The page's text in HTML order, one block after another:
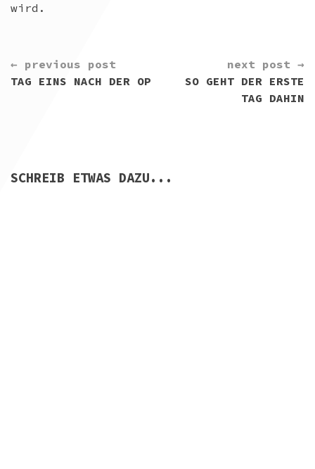
wird.
READING
← previous post
TAG EINS NACH DER OP
next post →
SO GEHT DER ERSTE
TAG DAHIN
SCHREIB ETWAS DAZU...